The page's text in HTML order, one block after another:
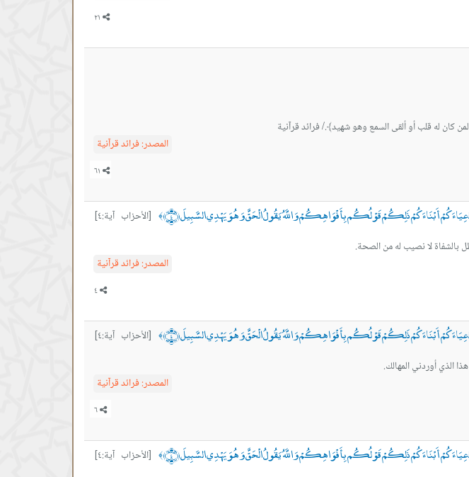
كان له قلب أو ألقى السمع وهو شهيد﴾./ فرائد قرآنية
المصدر:فرائد قرآنية
أَبْنَاءَكُمْ ذَلِكُمْ قَوْلُكُم بِأَفْوَاهِكُمْ وَاللَّهُ يَقُولُ الْحَقَّ وَهُوَ يَهْدِي السَّبِيلَ ﴿٤﴾ ﴾
[الأحزاب آية:٤]
بالشفاة لا نصيب له من الصحة.
المصدر:فرائد قرآنية
أَبْنَاءَكُمْ ذَلِكُمْ قَوْلُكُم بِأَفْوَاهِكُمْ وَاللَّهُ يَقُولُ الْحَقَّ وَهُوَ يَهْدِي السَّبِيلَ ﴿٤﴾ ﴾
[الأحزاب آية:٤]
الذي أوردني المهالك.
المصدر:فرائد قرآنية
أَبْنَاءَكُمْ ذَلِكُمْ قَوْلُكُم بِأَفْوَاهِكُمْ وَاللَّهُ يَقُولُ الْحَقَّ وَهُوَ يَهْدِي السَّبِيلَ ﴿٤﴾ ﴾
[الأحزاب آية:٤]